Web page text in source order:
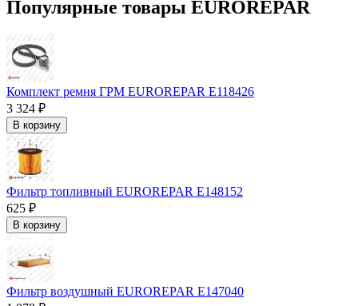
Популярные товары EUROREPAR
Комплект ремня ГРМ EUROREPAR E118426
3 324 ₽
В корзину
Фильтр топливный EUROREPAR E148152
625 ₽
В корзину
Фильтр воздушный EUROREPAR E147040